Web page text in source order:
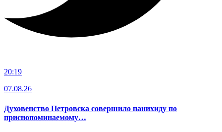
20:19
07.08.26
Духовенство Петровска совершило панихиду по
приснопоминаемому…